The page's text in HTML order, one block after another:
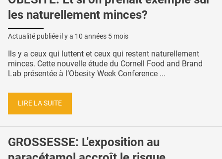
les naturellement minces?
Actualité publiée il y a 10 années 5 mois
Ils y a ceux qui luttent et ceux qui restent naturellement
minces. Cette nouvelle étude du Cornell Food and Brand
Lab présentée à l’Obesity Week Conference ...
LIRE LA SUITE
GROSSESSE: L'exposition au